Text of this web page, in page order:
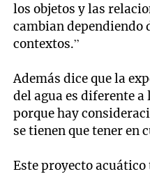
los objetos y las
cambian dependiendo
contextos.”
Además dice que la
del agua es diferente
porque hay
se tienen que tener en
Este proyecto acuático